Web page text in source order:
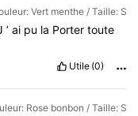
Vert menthe / Taille: S
’ ai pu la Porter toute
Utile (0)
Rose bonbon / Taille: S